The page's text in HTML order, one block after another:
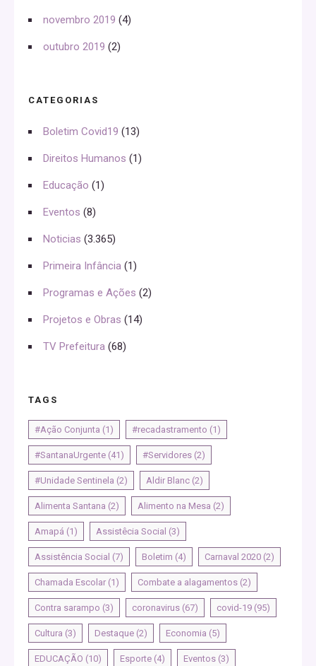
novembro 2019 (4)
outubro 2019 (2)
CATEGORIAS
Boletim Covid19 (13)
Direitos Humanos (1)
Educação (1)
Eventos (8)
Noticias (3.365)
Primeira Infância (1)
Programas e Ações (2)
Projetos e Obras (14)
TV Prefeitura (68)
TAGS
#Ação Conjunta (1) #recadastramento (1)
#SantanaUrgente (41) #Servidores (2)
#Unidade Sentinela (2) Aldir Blanc (2)
Alimenta Santana (2) Alimento na Mesa (2)
Amapá (1) Assistêcia Social (3)
Assistência Social (7) Boletim (4) Carnaval 2020 (2)
Chamada Escolar (1) Combate a alagamentos (2)
Contra sarampo (3) coronavirus (67) covid-19 (95)
Cultura (3) Destaque (2) Economia (5)
EDUCAÇÃO (10) Esporte (4) Eventos (3)